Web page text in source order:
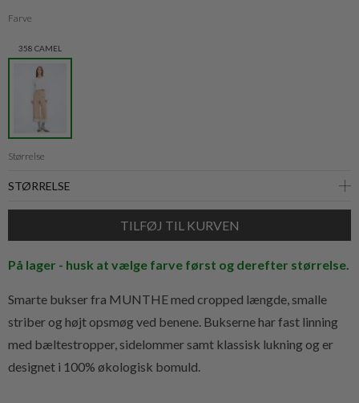
Farve
358 CAMEL
Størrelse
På lager - husk at vælge farve først og derefter størrelse.
Smarte bukser fra MUNTHE med cropped længde, smalle
striber og højt opsmøg ved benene. Bukserne har fast linning
med bæltestropper, sidelommer samt klassisk lukning og er
designet i 100% økologisk bomuld.